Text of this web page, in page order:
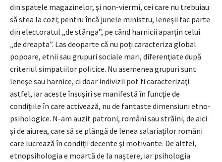
din spatele magazinelor, şi non-viermi, cei care nu trebuiau
să stea la cozi; pentru încă junele ministru, leneşii fac parte
din electoratul „de stânga”, pe când harnicii aparţin celui
„de dreapta”. Las deoparte că nu poţi caracteriza global
popoare, etnii sau grupuri sociale mari, diferenţiate după
criteriul simpatiilor politice. Nu asemenea grupuri sunt
leneşe sau harnice, ci doar indivizii pot fi caracterizaţi
astfel, iar aceste însuşiri se manifestă în funcţie de
condiţiile în care activează, nu de fantaste dimensiuni etno-
psihologice. N-am auzit patroni, români sau străini, de aici
şi de aiurea, care să se plângă de lenea salariaţilor români
care lucrează în condiţii decente şi motivante. De altfel,
etnopsihologia e moartă de la naştere, iar psihologia